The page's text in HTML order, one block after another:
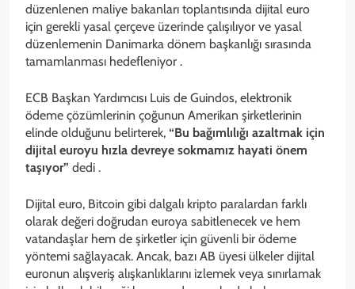
düzenlenen maliye bakanları toplantısında dijital euro
için gerekli yasal çerçeve üzerinde çalışılıyor ve yasal
düzenlemenin Danimarka dönem başkanlığı sırasında
tamamlanması hedefleniyor .
ECB Başkan Yardımcısı Luis de Guindos, elektronik
ödeme çözümlerinin çoğunun Amerikan şirketlerinin
elinde olduğunu belirterek, “Bu bağımlılığı azaltmak için
dijital euroyu hızla devreye sokmamız hayati önem
taşıyor” dedi .
Dijital euro, Bitcoin gibi dalgalı kripto paralardan farklı
olarak değeri doğrudan euroya sabitlenecek ve hem
vatandaşlar hem de şirketler için güvenli bir ödeme
yöntemi sağlayacak. Ancak, bazı AB üyesi ülkeler dijital
euronun alışveriş alışkanlıklarını izlemek veya sınırlamak